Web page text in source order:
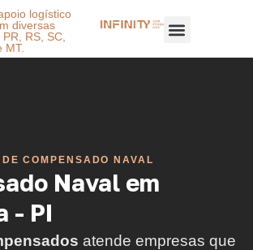
logístico
diversas
RS, SC,
MT.
COMPENSADO NAVAL
Naval em
- PI
atende empresas que